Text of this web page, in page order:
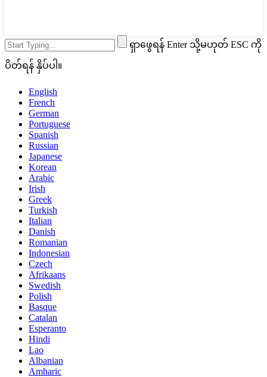
ရှာဖွေရန် Enter သို့မဟုတ် ESC ကို
ပိတ်ရန် နှိပ်ပါ။
English
French
German
Portuguese
Spanish
Russian
Japanese
Korean
Arabic
Irish
Greek
Turkish
Italian
Danish
Romanian
Indonesian
Czech
Afrikaans
Swedish
Polish
Basque
Catalan
Esperanto
Hindi
Lao
Albanian
Amharic